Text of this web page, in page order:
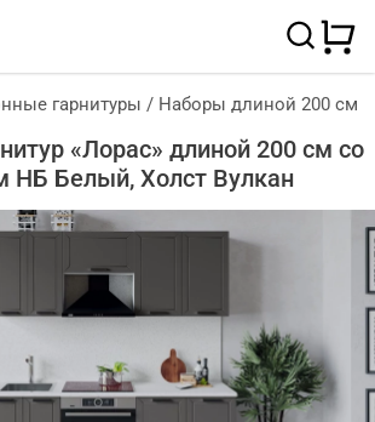
гарнитуры / Наборы длиной 200 см
«Лорас» длиной 200 см со
НБ Белый, Холст Вулкан